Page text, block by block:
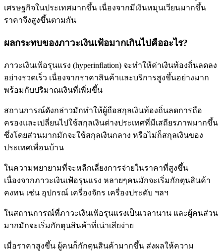
เศรษฐกิจในประเทศมากขึ้น เนื่องจากมีเงินหมุนเวียนมากขึ้น
ราคาจึงสูงขึ้นตามกัน
ผลกระทบของภาวะเงินเฟ้อมากเกินไปคืออะไร?
ภาวะเงินเฟ้อรุนแรง (hyperinflation) จะทำให้ค่าเงินท้องถิ่นลดลง
อย่างรวดเร็ว เนื่องจากราคาสินค้าและบริการสูงขึ้นอย่างมาก
พร้อมกับปริมาณเงินที่เพิ่มขึ้น
สถานการณ์ดังกล่าวมักทำให้ผู้ถือสกุลเงินท้องถิ่นลดการถือ
ครองและเปลี่ยนไปใช้สกุลเงินต่างประเทศที่มีเสถียรภาพมากขึ้น
ซึ่งโดยส่วนมากมักจะใช้สกุลเงินกลาง หรือไม่ก็สกุลเงินของ
ประเทศเพื่อนบ้าน
ในความพยายามที่จะหลีกเลี่ยงการจ่ายในราคาที่สูงขึ้น
เนื่องจากภาวะเงินเฟ้อรุนแรง หลายๆคนมักจะเริ่มกักตุนสินค้า
คงทน เช่น อุปกรณ์ เครื่องจักร เครื่องประดับ ฯลฯ
ในสถานการณ์ที่ภาวะเงินเฟ้อรุนแรงเป็นเวลานาน และผู้คนส่วน
มากมักจะเริ่มกักตุนสินค้าที่เน่าเสียง่าย
เมื่อราคาสูงขึ้น ผู้คนก็กักตุนสินค้ามากขึ้น ส่งผลให้ความ